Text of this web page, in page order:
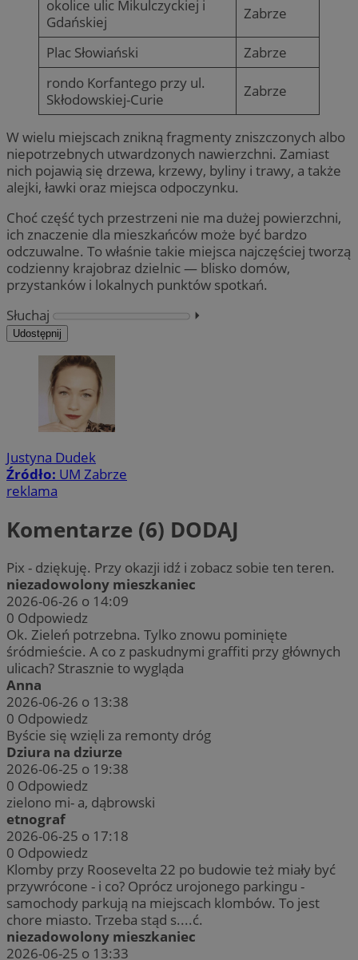
okolice ulic Mikulczyckiej i
Gdańskiej
Zabrze
Plac Słowiański
Zabrze
rondo Korfantego przy ul.
Skłodowskiej-Curie
Zabrze
W wielu miejscach znikną fragmenty zniszczonych albo
niepotrzebnych utwardzonych nawierzchni. Zamiast
nich pojawią się drzewa, krzewy, byliny i trawy, a także
alejki, ławki oraz miejsca odpoczynku.
Choć część tych przestrzeni nie ma dużej powierzchni,
ich znaczenie dla mieszkańców może być bardzo
odczuwalne. To właśnie takie miejsca najczęściej tworzą
codzienny krajobraz dzielnic — blisko domów,
przystanków i lokalnych punktów spotkań.
Słuchaj
⏵︎
Udostępnij
Justyna Dudek
Źródło: UM Zabrze
reklama
Komentarze (6) DODAJ
Pix - dziękuję. Przy okazji idź i zobacz sobie ten teren.
niezadowolony mieszkaniec
2026-06-26 o 14:09
0 Odpowiedz
Ok. Zieleń potrzebna. Tylko znowu pominięte
śródmieście. A co z paskudnymi graffiti przy głównych
ulicach? Strasznie to wygląda
Anna
2026-06-26 o 13:38
0 Odpowiedz
Byście się wzięli za remonty dróg
Dziura na dziurze
2026-06-25 o 19:38
0 Odpowiedz
zielono mi- a, dąbrowski
etnograf
2026-06-25 o 17:18
0 Odpowiedz
Klomby przy Roosevelta 22 po budowie też miały być
przywrócone - i co? Oprócz urojonego parkingu -
samochody parkują na miejscach klombów. To jest
chore miasto. Trzeba stąd s....ć.
niezadowolony mieszkaniec
2026-06-25 o 13:33